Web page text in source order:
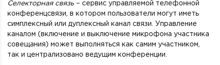
Селекторная связь – сервис управляемой телефонной
конференцсвязи, в котором пользователи могут иметь
симплексный или дуплексный канал связи. Управление
каналом (включение и выключение микрофона участника
совещания) может выполняться как самим участником,
так и централизовано ведущим конференции.